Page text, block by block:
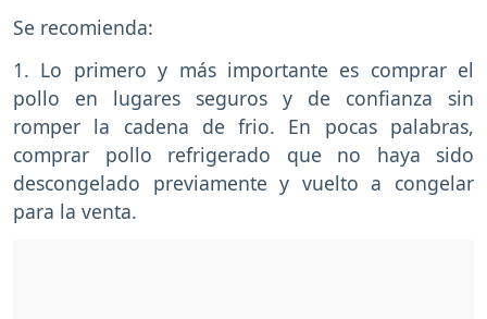
Se recomienda:
1. Lo primero y más importante es comprar el
pollo en lugares seguros y de confianza sin
romper la cadena de frio. En pocas palabras,
comprar pollo refrigerado que no haya sido
descongelado previamente y vuelto a congelar
para la venta.